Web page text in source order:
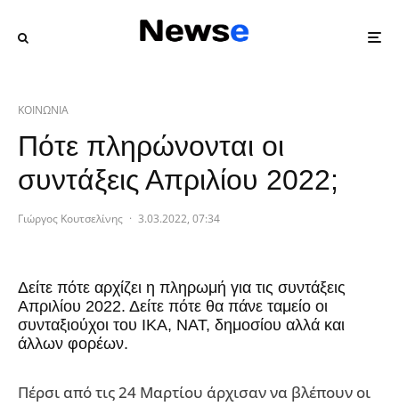
ΚΟΙΝΩΝΙΑ
Πότε πληρώνονται οι
συντάξεις Απριλίου 2022;
Γιώργος Κουτσελίνης · 3.03.2022, 07:34
Δείτε πότε αρχίζει η πληρωμή για τις συντάξεις
Απριλίου 2022. Δείτε πότε θα πάνε ταμείο οι
συνταξιούχοι του ΙΚΑ, ΝΑΤ, δημοσίου αλλά και
άλλων φορέων.
Πέρσι από τις 24 Μαρτίου άρχισαν να βλέπουν οι